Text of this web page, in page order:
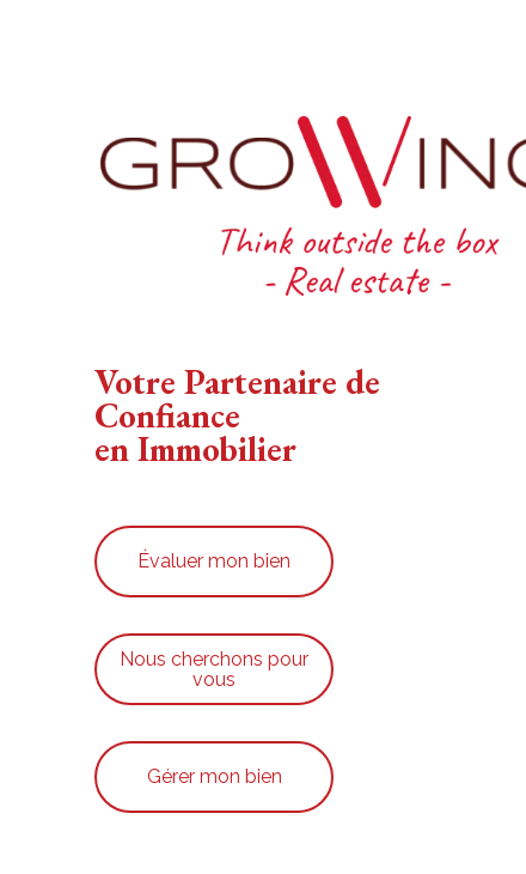
Votre Partenaire de
Confiance
en Immobilier
Évaluer mon bien
Nous cherchons pour
vous
Gérer mon bien